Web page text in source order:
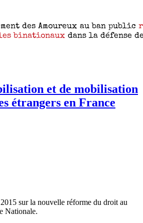
et de mobilisation
étrangers en France
sur la nouvelle réforme du droit au
Nationale.